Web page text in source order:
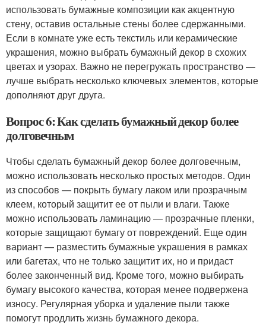
использовать бумажные композиции как акцентную
стену, оставив остальные стены более сдержанными.
Если в комнате уже есть текстиль или керамические
украшения, можно выбрать бумажный декор в схожих
цветах и узорах. Важно не перегружать пространство —
лучше выбрать несколько ключевых элементов, которые
дополняют друг друга.
Вопрос 6: Как сделать бумажный декор более
долговечным
Чтобы сделать бумажный декор более долговечным,
можно использовать несколько простых методов. Один
из способов — покрыть бумагу лаком или прозрачным
клеем, который защитит ее от пыли и влаги. Также
можно использовать ламинацию — прозрачные пленки,
которые защищают бумагу от повреждений. Еще один
вариант — разместить бумажные украшения в рамках
или багетах, что не только защитит их, но и придаст
более законченный вид. Кроме того, можно выбирать
бумагу высокого качества, которая менее подвержена
износу. Регулярная уборка и удаление пыли также
помогут продлить жизнь бумажного декора.